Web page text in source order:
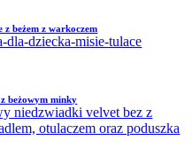
z beżem z warkoczem
beżowym minky